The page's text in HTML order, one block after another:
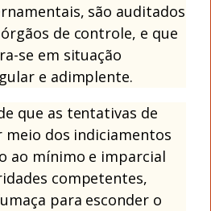
são auditados
de controle, e que
se em situação
e adimplente.
que as tentativas de
dos indiciamentos
ao mínimo e imparcial
competentes,
para esconder o